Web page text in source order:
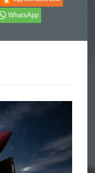
WhatsApp